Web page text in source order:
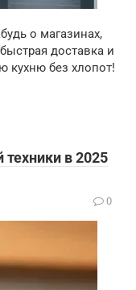
о магазинах,
доставка и
кухню без хлопот!
в 2025
0